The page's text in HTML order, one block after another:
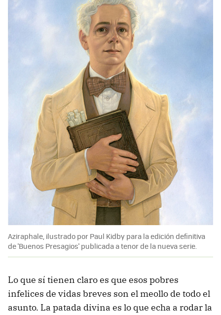
Aziraphale, ilustrado por Paul Kidby para la edición definitiva
de 'Buenos Presagios' publicada a tenor de la nueva serie.
Lo que sí tienen claro es que esos pobres
infelices de vidas breves son el meollo de todo el
asunto. La patada divina es lo que echa a rodar la